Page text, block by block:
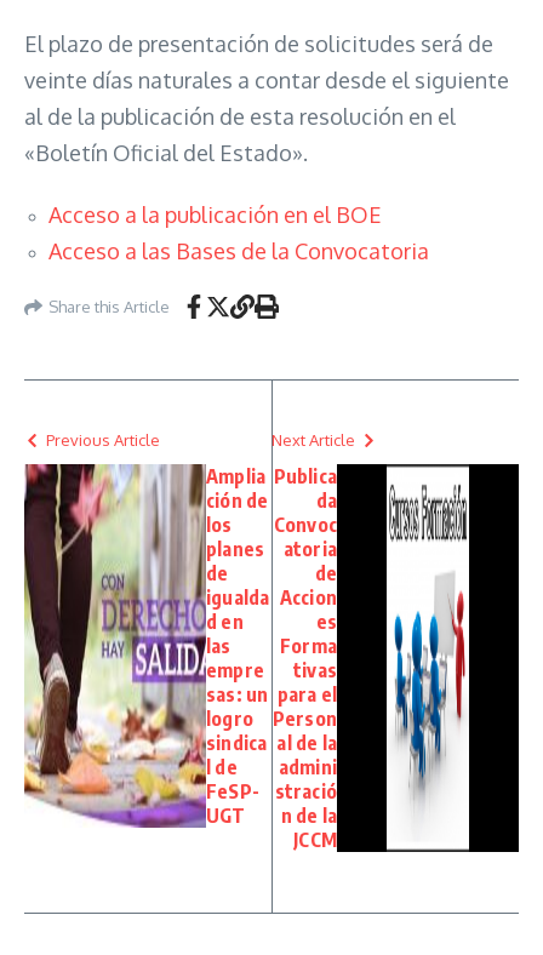
El plazo de presentación de solicitudes será de
veinte días naturales a contar desde el siguiente
al de la publicación de esta resolución en el
«Boletín Oficial del Estado».
Acceso a la publicación en el BOE
Acceso a las Bases de la Convocatoria
Share this Article
Previous Article
Amplia
ción de
los
planes
de
igualda
d en
las
empre
sas: un
logro
sindica
l de
FeSP-
UGT
Next Article
Publica
da
Convoc
atoria
de
Accion
es
Forma
tivas
para el
Person
al de la
admini
stració
n de la
JCCM